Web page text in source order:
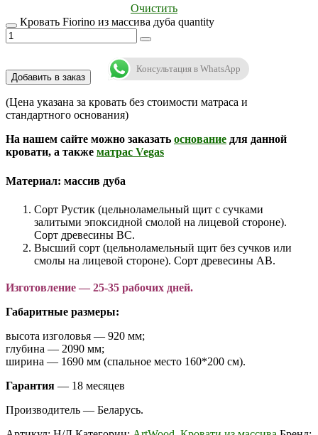
Очистить
Кровать Fiorino из массива дуба quantity
Добавить в заказ
Консультация в WhatsApp
(Цена указана за кровать без стоимости матраса и
стандартного основания)
На нашем сайте можно заказать основание для данной
кровати, а также матрас Vegas
Материал: массив дуба
Сорт Рустик (цельноламельный щит с сучками
залитыми эпоксидной смолой на лицевой стороне).
Сорт древесины ВС.
Высший сорт (цельноламельный щит без сучков или
смолы на лицевой стороне). Сорт древесины АВ.
Изготовление — 25-35 рабочих дней.
Габаритные размеры:
высота изголовья — 920 мм;
глубина — 2090 мм;
ширина — 1690 мм (спальное место 160*200 см).
Гарантия — 18 месяцев
Производитель — Беларусь.